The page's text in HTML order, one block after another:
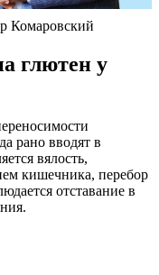
Комаровский
глютен у
рано вводят в
вялость,
кишечника, перебор
отставание в